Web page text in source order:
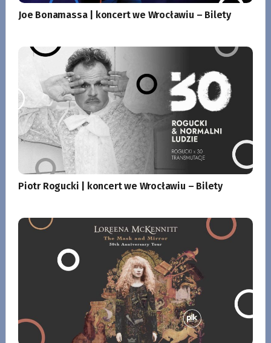
Joe Bonamassa | koncert we Wrocławiu – Bilety
Piotr Rogucki | koncert we Wrocławiu – Bilety